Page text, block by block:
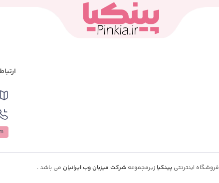
فروشگاه اینترنتیپینکیا زیرمجموعهشرکت میزبان وب ایرانیان می باشد .